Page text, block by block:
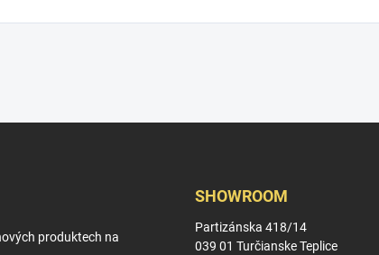
produktech na
SHOWROOM
Partizánska 418/14
039 01 Turčianske Teplice